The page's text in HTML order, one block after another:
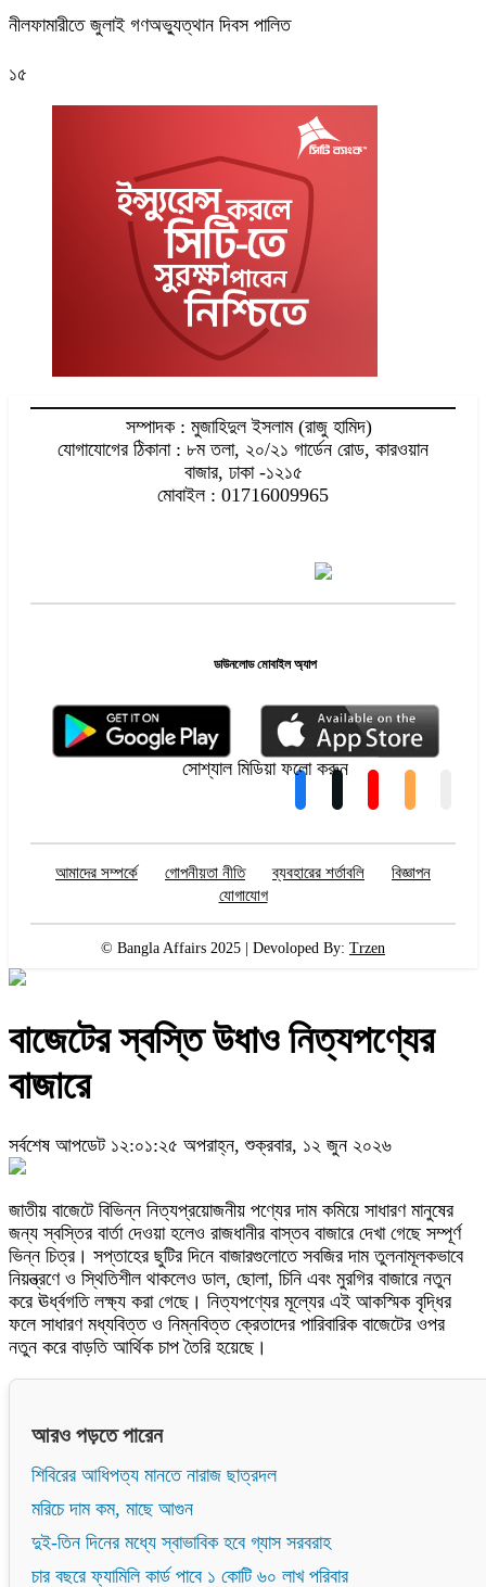
নীলফামারীতে জুলাই গণঅভ্যুত্থান দিবস পালিত
১৫
সম্পাদক : মুজাহিদুল ইসলাম (রাজু হামিদ)
যোগাযোগের ঠিকানা : ৮ম তলা, ২০/২১ গার্ডেন রোড, কারওয়ান
বাজার, ঢাকা -১২১৫
মোবাইল : 01716009965
ডাউনলোড মোবাইল অ্যাপ
সোশ্যাল মিডিয়া ফলো করুন
আমাদের সম্পর্কে গোপনীয়তা নীতি ব্যবহারের শর্তাবলি
বিজ্ঞাপন
যোগাযোগ
© Bangla Affairs 2025 | Devoloped By: Trzen
বাজেটের স্বস্তি উধাও নিত্যপণ্যের
বাজারে
সর্বশেষ আপডেট ১২:০১:২৫ অপরাহ্ন, শুক্রবার, ১২ জুন ২০২৬
জাতীয় বাজেটে বিভিন্ন নিত্যপ্রয়োজনীয় পণ্যের দাম কমিয়ে সাধারণ মানুষের
জন্য স্বস্তির বার্তা দেওয়া হলেও রাজধানীর বাস্তব বাজারে দেখা গেছে সম্পূর্ণ
ভিন্ন চিত্র। সপ্তাহের ছুটির দিনে বাজারগুলোতে সবজির দাম তুলনামূলকভাবে
নিয়ন্ত্রণে ও স্থিতিশীল থাকলেও ডাল, ছোলা, চিনি এবং মুরগির বাজারে নতুন
করে ঊর্ধ্বগতি লক্ষ্য করা গেছে। নিত্যপণ্যের মূল্যের এই আকস্মিক বৃদ্ধির
ফলে সাধারণ মধ্যবিত্ত ও নিম্নবিত্ত ক্রেতাদের পারিবারিক বাজেটের ওপর
নতুন করে বাড়তি আর্থিক চাপ তৈরি হয়েছে।
আরও পড়তে পারেন
শিবিরের আধিপত্য মানতে নারাজ ছাত্রদল
মরিচে দাম কম, মাছে আগুন
দুই-তিন দিনের মধ্যে স্বাভাবিক হবে গ্যাস সরবরাহ
চার বছরে ফ্যামিলি কার্ড পাবে ১ কোটি ৬০ লাখ পরিবার